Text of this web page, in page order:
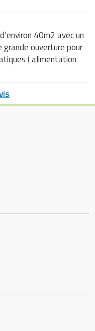
40m2 avec un
ouverture pour
( alimentation